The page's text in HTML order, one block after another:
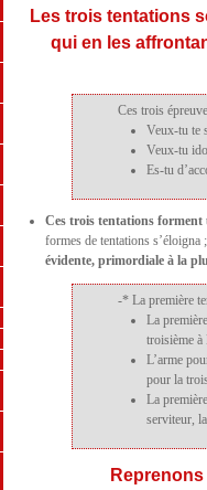
Les trois tentations
qui en les
Ces trois
Veux-tu te
Veux-tu
Es-tu
Ces trois tentations
formes de tentations s’éloigna
évidente, primordiale à la
-* La première
La
troisième à
L’arme
pour la
La
serviteur,